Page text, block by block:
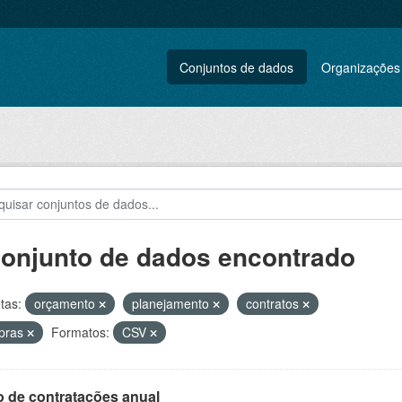
Conjuntos de dados Organizações
de dados encontrado
orçamento planejamento
contratos
Formatos: CSV
de contratações anual